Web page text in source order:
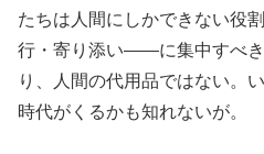
たちは人間にしかできない役
行・寄り添い——に集中すべき
り、人間の代用品ではない。
時代がくるかも知れないが。